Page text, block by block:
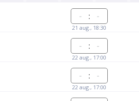
:
21 aug., 18:30
:
22 aug., 17:00
:
22 aug., 17:00